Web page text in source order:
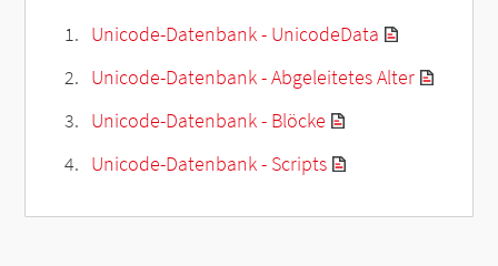
Unicode-Datenbank - UnicodeData
Unicode-Datenbank - Abgeleitetes Alter
Unicode-Datenbank - Blöcke
Unicode-Datenbank - Scripts